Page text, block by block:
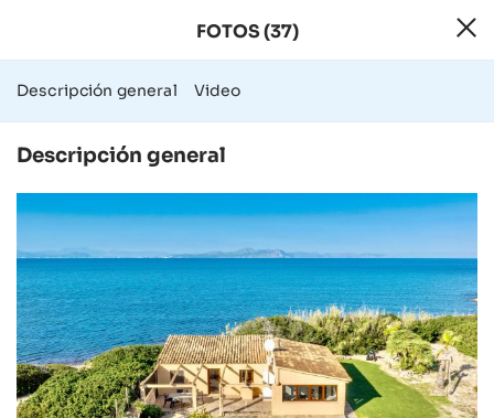
37 Fotos -
FOTOS (37)
Descripción general Video
Descripción general